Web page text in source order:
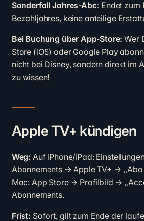
Sonderfall Jahres-Abo: Endet zum
Bezahljahres, keine anteilige
Bei Buchung über App-Store: Wer
Store (iOS) oder Google Play
nicht bei Disney, sondern direkt im
zu wissen!
Apple TV+ kündigen
Weg: Auf iPhone/iPad:
Abonnements → Apple TV+ →
Mac: App Store → Profilbild →
Abonnements.
Frist: Sofort, gilt zum Ende der